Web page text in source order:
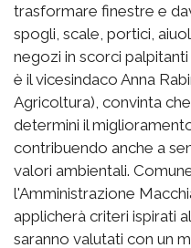
trasformare finestre e
spogli, scale, portici,
negozi in scorci
è il vicesindaco Anna
Agricoltura), convinta
determini il
contribuendo anche a
valori ambientali.
l'Amministrazione
applicherà criteri ispirati
saranno valutati con un